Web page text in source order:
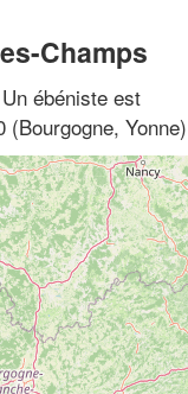
Champs
ébéniste est
Yonne)